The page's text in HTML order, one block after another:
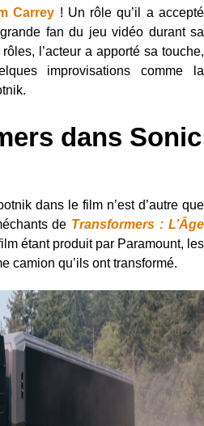
Carrey ! Un rôle qu’il a accepté
fan du jeu vidéo durant sa
l’acteur a apporté sa touche,
improvisations comme la
dans Sonic
dans le film n’est d’autre que
de Transformers : L’Âge
étant produit par Paramount, les
camion qu’ils ont transformé.